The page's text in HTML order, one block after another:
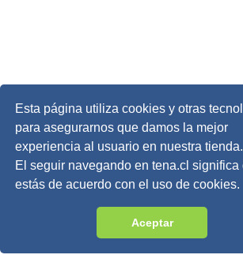
Esta página utiliza cookies y otras
para asegurarnos que damos la mejor
experiencia al usuario en nuestra tienda.
El seguir navegando en tena.cl significa
estás de acuerdo con el uso de cookies.
Aceptar